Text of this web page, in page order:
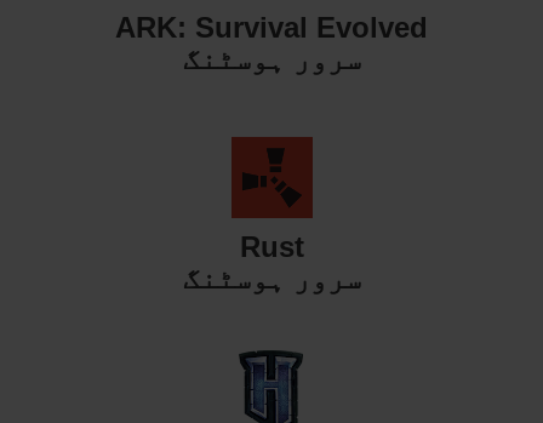
ARK: Survival Evolved
سرور ہوسٹنگ
Rust
سرور ہوسٹنگ